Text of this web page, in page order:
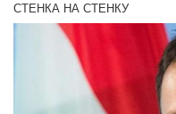
СТЕНКА НА СТЕНКУ